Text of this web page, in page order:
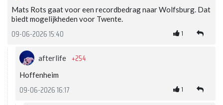
Mats Rots gaat voor een recordbedrag naar Wolfsburg. Dat
biedt mogelijkheden voor Twente.
09-06-2026 15:40 1
afterlife +254
Hoffenheim
09-06-2026 16:17 1